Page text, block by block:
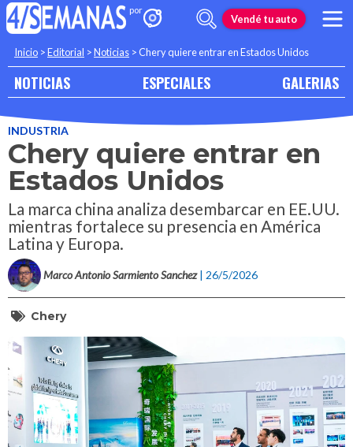
Vendé tu auto
Inicio >Editorial >Noticias >Chery quiere entrar en Estados Unidos
NOTICIAS ESPECIALES GALERIAS
INDUSTRIA
Chery quiere entrar en
Estados Unidos
La marca china analiza desembarcar en EE.UU.
mientras fortalece su presencia en América
Latina y Europa.
Marco Antonio Sarmiento Sanchez | 26/5/2026
Chery